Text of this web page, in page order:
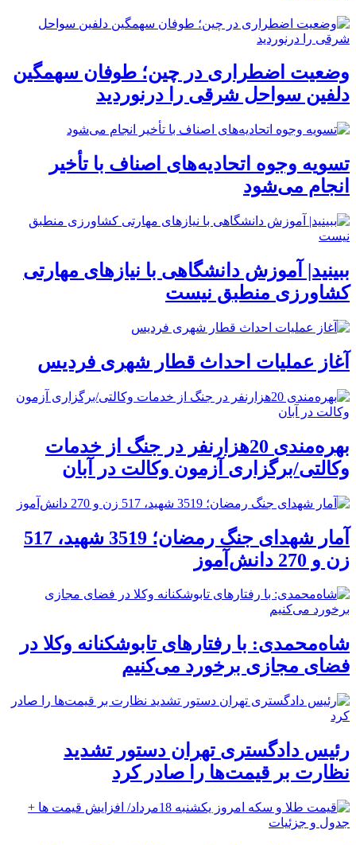
وضعیت اضطراری در چین؛ طوفان سهمگین
دلفین سواحل شرقی را درنوردید
تسویه وجوه اتحادیه‌های اصناف با تأخیر
انجام می‌شود
ببینید| آموزش دانشگاهی با نیازهای مهارتی
کشاورزی منطبق نیست
آغاز عملیات احداث قطار شهری فردیس
بهره‌مندی 20هزارنفر در جنگ از خدمات
وکالتی/برگزاری آزمون وکالت در آبان
آمار شهدای جنگ رمضان؛ 3519 شهید، 517
زن و 270 دانش‌آموز
شاه‌محمدی: با رفتارهای تابوشکنانه وکلا در
فضای مجازی برخورد می‌کنیم
رئیس دادگستری تهران دستور تشدید
نظارت بر قیمت‌ها را صادر کرد